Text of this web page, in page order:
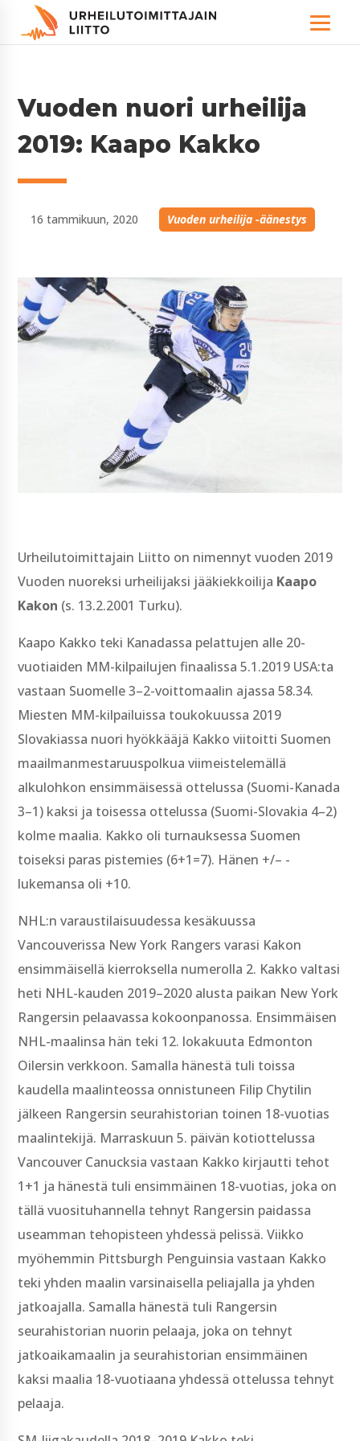
Vuoden nuori urheilija
2019: Kaapo Kakko
Urheilutoimittajain Liitto on nimennyt vuoden 2019
Vuoden nuoreksi urheilijaksi jääkiekkoilija Kaapo
Kakon (s. 13.2.2001 Turku).
Kaapo Kakko teki Kanadassa pelattujen alle 20-
vuotiaiden MM-kilpailujen finaalissa 5.1.2019 USA:ta
vastaan Suomelle 3–2-voittomaalin ajassa 58.34.
Miesten MM-kilpailuissa toukokuussa 2019
Slovakiassa nuori hyökkääjä Kakko viitoitti Suomen
maailmanmestaruuspolkua viimeistelemällä
alkulohkon ensimmäisessä ottelussa (Suomi-Kanada
3–1) kaksi ja toisessa ottelussa (Suomi-Slovakia 4–2)
kolme maalia. Kakko oli turnauksessa Suomen
toiseksi paras pistemies (6+1=7). Hänen +/– -
lukemansa oli +10.
NHL:n varaustilaisuudessa kesäkuussa
Vancouverissa New York Rangers varasi Kakon
ensimmäisellä kierroksella numerolla 2. Kakko valtasi
heti NHL-kauden 2019–2020 alusta paikan New York
Rangersin pelaavassa kokoonpanossa. Ensimmäisen
NHL-maalinsa hän teki 12. lokakuuta Edmonton
Oilersin verkkoon. Samalla hänestä tuli toissa
kaudella maalinteossa onnistuneen Filip Chytilin
jälkeen Rangersin seurahistorian toinen 18-vuotias
maalintekijä. Marraskuun 5. päivän kotiottelussa
Vancouver Canucksia vastaan Kakko kirjautti tehot
1+1 ja hänestä tuli ensimmäinen 18-vuotias, joka on
tällä vuosituhannella tehnyt Rangersin paidassa
useamman tehopisteen yhdessä pelissä. Viikko
myöhemmin Pittsburgh Penguinsia vastaan Kakko
teki yhden maalin varsinaisella peliajalla ja yhden
jatkoajalla. Samalla hänestä tuli Rangersin
seurahistorian nuorin pelaaja, joka on tehnyt
jatkoaikamaalin ja seurahistorian ensimmäinen
kaksi maalia 18-vuotiaana yhdessä ottelussa tehnyt
pelaaja.